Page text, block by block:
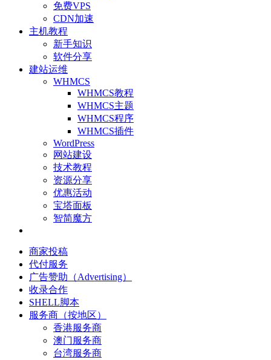
免费VPS
CDN加速
主机教程
新手知识
软件分享
建站运维
WHMCS
WHMCS教程
WHMCS主题
WHMCS程序
WHMCS插件
WordPress
网站建设
技术教程
资源分享
优惠活动
宝塔面板
智简魔方
商家投稿
代付服务
广告赞助（Advertising）
收录合作
SHELL脚本
服务商（按地区）
香港服务商
澳门服务商
台湾服务商